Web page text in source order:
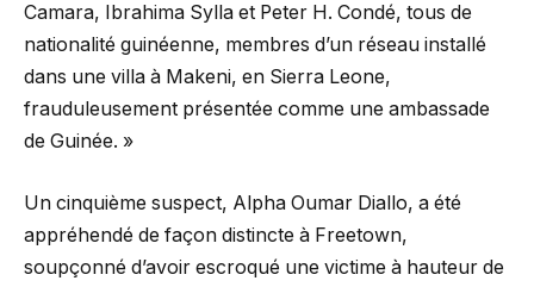
Camara, Ibrahima Sylla et Peter H. Condé, tous de
nationalité guinéenne, membres d’un réseau installé
dans une villa à Makeni, en Sierra Leone,
frauduleusement présentée comme une ambassade
de Guinée. »
Un cinquième suspect, Alpha Oumar Diallo, a été
appréhendé de façon distincte à Freetown,
soupçonné d’avoir escroqué une victime à hauteur de